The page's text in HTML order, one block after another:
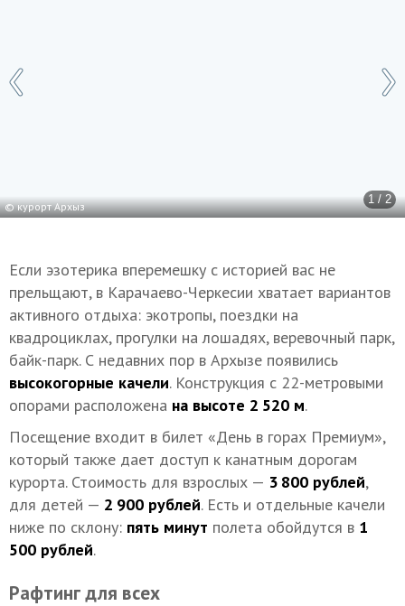
1 / 2
© курорт Архыз
Если эзотерика вперемешку с историей вас не
прельщают, в Карачаево-Черкесии хватает вариантов
активного отдыха: экотропы, поездки на
квадроциклах, прогулки на лошадях, веревочный парк,
байк-парк. С недавних пор в Архызе появились
высокогорные качели. Конструкция с 22-метровыми
опорами расположена на высоте 2 520 м.
Посещение входит в билет «День в горах Премиум»,
который также дает доступ к канатным дорогам
курорта. Стоимость для взрослых — 3 800 рублей,
для детей — 2 900 рублей. Есть и отдельные качели
ниже по склону: пять минут полета обойдутся в 1
500 рублей.
Рафтинг для всех